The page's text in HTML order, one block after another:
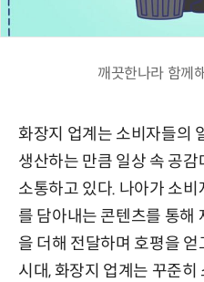
깨끗한나라 함께
화장지 업계는 소비자들의
생산하는 만큼 일상 속 공감
소통하고 있다. 나아가 소비
를 담아내는 콘텐츠를 통해
을 더해 전달하며 호평을
시대, 화장지 업계는 꾸준